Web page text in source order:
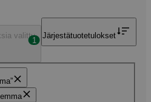
valittu
1
Järjestätuotetulokset